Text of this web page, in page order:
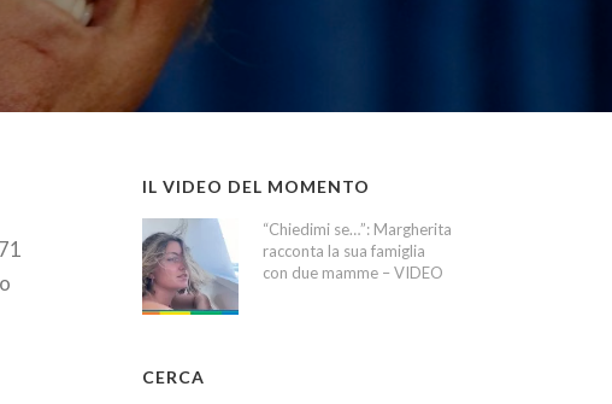
IL VIDEO DEL MOMENTO
“Chiedimi se…”: Margherita
racconta la sua famiglia
con due mamme – VIDEO
CERCA